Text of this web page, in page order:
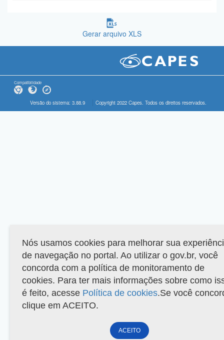
Gerar arquivo XLS
Compatibilidade
Versão do sistema: 3.88.9 Copyright 2022 Capes. Todos os direitos reservados.
Nós usamos cookies para melhorar sua
de navegação no portal. Ao utilizar o gov.br, você
concorda com a política de monitoramento de
cookies. Para ter mais informações sobre como
é feito, acesse Política de cookies.Se você
clique em ACEITO.
ACEITO